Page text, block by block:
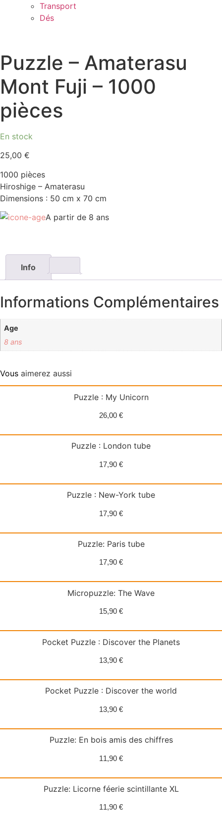
Transport
Dés
Puzzle – Amaterasu
Mont Fuji – 1000
pièces
En stock
25,00 €
1000 pièces
Hiroshige – Amaterasu
Dimensions : 50 cm x 70 cm
A partir de 8 ans
Info
Informations Complémentaires
Age
8 ans
Vous aimerez aussi
Puzzle : My Unicorn
26,00 €
Puzzle : London tube
17,90 €
Puzzle : New-York tube
17,90 €
Puzzle: Paris tube
17,90 €
Micropuzzle: The Wave
15,90 €
Pocket Puzzle : Discover the Planets
13,90 €
Pocket Puzzle : Discover the world
13,90 €
Puzzle: En bois amis des chiffres
11,90 €
Puzzle: Licorne féerie scintillante XL
11,90 €